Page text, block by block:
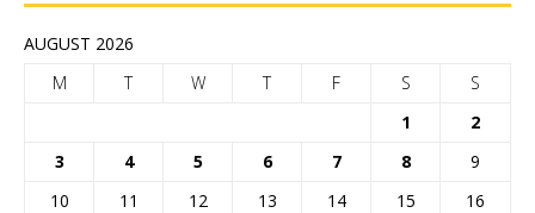
AUGUST 2026
M
T W T F S
S
1
2
3
4 5 6 7 8
9
10
11 12 13 14 15
16